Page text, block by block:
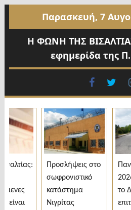
περιεχόμενο
Παρασκευή, 7
Η ΦΩΝΗ ΤΗΣ
εφημερίδα της
Προσλήψεις στο
σωφρονιστικό
κατάστημα
Νιγρίτας
το